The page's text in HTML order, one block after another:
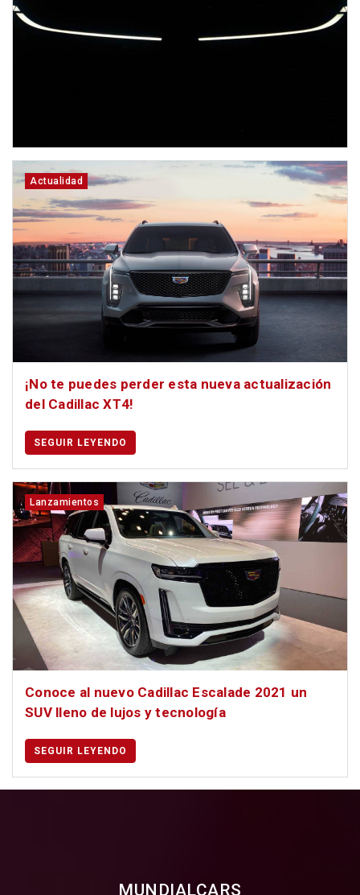
Actualidad
¡No te puedes perder esta nueva actualización
del Cadillac XT4!
SEGUIR LEYENDO
Lanzamientos
Conoce al nuevo Cadillac Escalade 2021 un
SUV lleno de lujos y tecnología
SEGUIR LEYENDO
MUNDIALCARS